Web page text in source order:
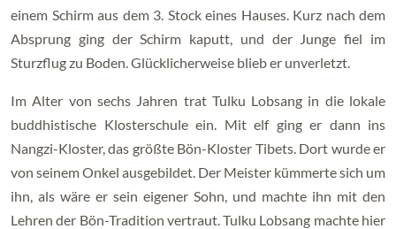
einem Schirm aus dem 3. Stock eines Hauses. Kurz nach dem
Absprung ging der Schirm kaputt, und der Junge fiel im
Sturzflug zu Boden. Glücklicherweise blieb er unverletzt.
Im Alter von sechs Jahren trat Tulku Lobsang in die lokale
buddhistische Klosterschule ein. Mit elf ging er dann ins
Nangzi-Kloster, das größte Bön-Kloster Tibets. Dort wurde er
von seinem Onkel ausgebildet. Der Meister kümmerte sich um
ihn, als wäre er sein eigener Sohn, und machte ihn mit den
Lehren der Bön-Tradition vertraut. Tulku Lobsang machte hier